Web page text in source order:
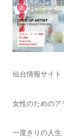
仙台情報サイト
女性のためのア
一度きりの人生